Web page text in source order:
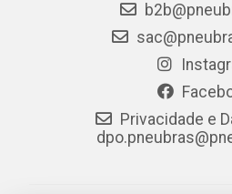
Privacidade e